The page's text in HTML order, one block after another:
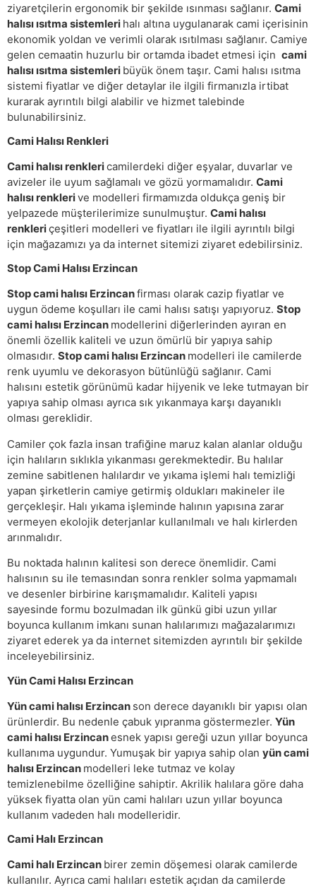
ziyaretçilerin ergonomik bir şekilde ısınması sağlanır. Cami
halısı ısıtma sistemleri halı altına uygulanarak cami içerisinin
ekonomik yoldan ve verimli olarak ısıtılması sağlanır. Camiye
gelen cemaatin huzurlu bir ortamda ibadet etmesi için cami
halısı ısıtma sistemleri büyük önem taşır. Cami halısı ısıtma
sistemi fiyatlar ve diğer detaylar ile ilgili firmanızla irtibat
kurarak ayrıntılı bilgi alabilir ve hizmet talebinde
bulunabilirsiniz.
Cami Halısı Renkleri
Cami halısı renklericamilerdeki diğer eşyalar, duvarlar ve
avizeler ile uyum sağlamalı ve gözü yormamalıdır. Cami
halısı renklerive modelleri firmamızda oldukça geniş bir
yelpazede müşterilerimize sunulmuştur. Cami halısı
renkleriçeşitleri modelleri ve fiyatları ile ilgili ayrıntılı bilgi
için mağazamızı ya da internet sitemizi ziyaret edebilirsiniz.
Stop Cami Halısı Erzincan
Stop cami halısı Erzincanfirması olarak cazip fiyatlar ve
uygun ödeme koşulları ile cami halısı satışı yapıyoruz. Stop
cami halısı Erzincan modellerini diğerlerinden ayıran en
önemli özellik kaliteli ve uzun ömürlü bir yapıya sahip
olmasıdır. Stop cami halısı Erzincan modelleri ile camilerde
renk uyumlu ve dekorasyon bütünlüğü sağlanır. Cami
halısını estetik görünümü kadar hijyenik ve leke tutmayan bir
yapıya sahip olması ayrıca sık yıkanmaya karşı dayanıklı
olması gereklidir.
Camiler çok fazla insan trafiğine maruz kalan alanlar olduğu
için halıların sıklıkla yıkanması gerekmektedir. Bu halılar
zemine sabitlenen halılardır ve yıkama işlemi halı temizliği
yapan şirketlerin camiye getirmiş oldukları makineler ile
gerçekleşir. Halı yıkama işleminde halının yapısına zarar
vermeyen ekolojik deterjanlar kullanılmalı ve halı kirlerden
arınmalıdır.
Bu noktada halının kalitesi son derece önemlidir. Cami
halısının su ile temasından sonra renkler solma yapmamalı
ve desenler birbirine karışmamalıdır. Kaliteli yapısı
sayesinde formu bozulmadan ilk günkü gibi uzun yıllar
boyunca kullanım imkanı sunan halılarımızı mağazalarımızı
ziyaret ederek ya da internet sitemizden ayrıntılı bir şekilde
inceleyebilirsiniz.
Yün Cami Halısı Erzincan
Yün cami halısı Erzincan son derece dayanıklı bir yapısı olan
ürünlerdir. Bu nedenle çabuk yıpranma göstermezler. Yün
cami halısı Erzincanesnek yapısı gereği uzun yıllar boyunca
kullanıma uygundur. Yumuşak bir yapıya sahip olan yün cami
halısı Erzincan modelleri leke tutmaz ve kolay
temizlenebilme özelliğine sahiptir. Akrilik halılara göre daha
yüksek fiyatta olan yün cami halıları uzun yıllar boyunca
kullanım vadeden halı modelleridir.
Cami Halı Erzincan
Cami halı Erzincan birer zemin döşemesi olarak camilerde
kullanılır. Ayrıca cami halıları estetik açıdan da camilerde